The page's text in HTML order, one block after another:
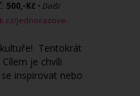
500,-Kč • Další
jednorazove-
Tentokrát
je chvíli
inspirovat nebo